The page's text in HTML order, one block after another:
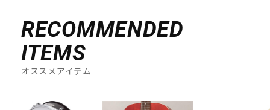
RECOMMENDED
ITEMS
オススメアイテム